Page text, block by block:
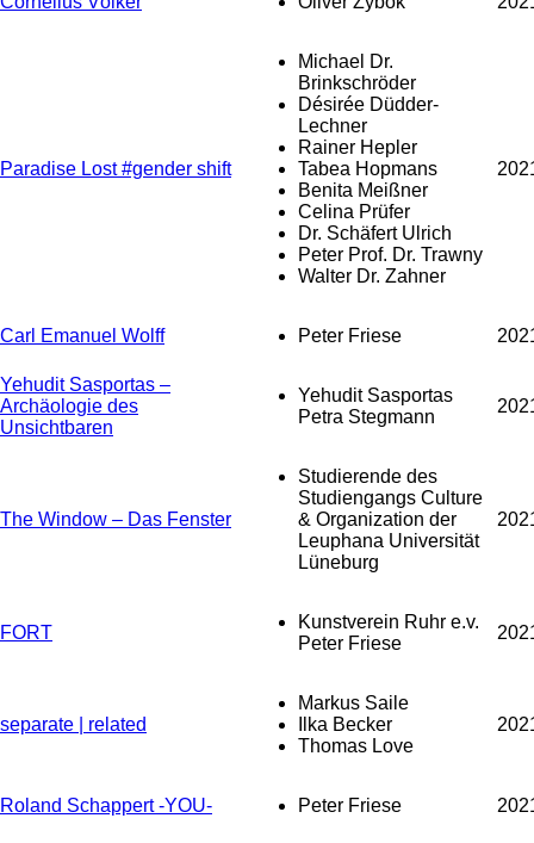
Paradise Lost #gender shift
Michael Dr.
Brinkschröder
Désirée Düdder-
Lechner
Rainer Hepler
Tabea Hopmans
Benita Meißner
Celina Prüfer
Dr. Schäfert Ulrich
Peter Prof. Dr. Trawny
Walter Dr. Zahner
Carl Emanuel Wolff Peter Friese
Yehudit Sasportas –
Archäologie des
Unsichtbaren
Yehudit Sasportas
Petra Stegmann
The Window – Das Fenster
Studierende des
Studiengangs Culture
& Organization der
Leuphana Universität
Lüneburg
FORT
Kunstverein Ruhr e.v.
Peter Friese
separate | related
Markus Saile
Ilka Becker
Thomas Love
Roland Schappert -YOU- Peter Friese